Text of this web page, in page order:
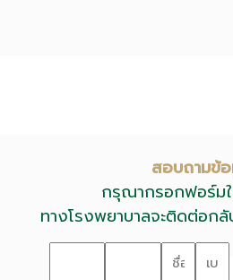
สอบถามข้
กรุณากรอกฟอร์ม
ทางโรงพยาบาลจะติดต่อก